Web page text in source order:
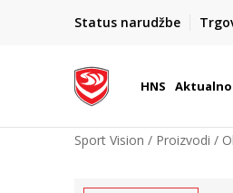
Status narudžbe
Dostava 1,50 €
|
HNS Aktualno
Sport Vision Proizvodi